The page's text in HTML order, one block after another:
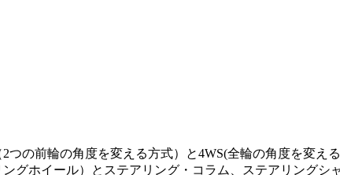
の前輪の角度を変える方式）と4WS(全輪の角度を変え
グホイール）とステアリング・コラム、ステアリングシ